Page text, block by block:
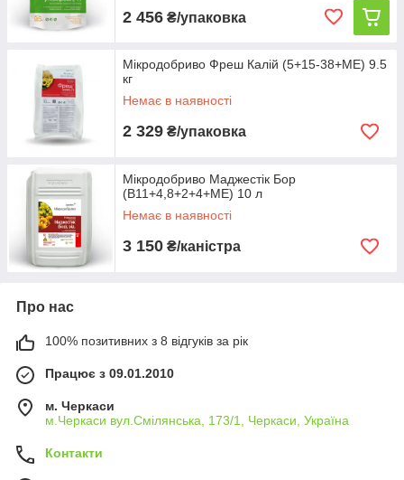
2 456 ₴/упаковка
Мікродобриво Фреш Калій (5+15-38+ME) 9.5
кг
Немає в наявності
2 329 ₴/упаковка
Мікродобриво Маджестік Бор
(В11+4,8+2+4+ME) 10 л
Немає в наявності
3 150 ₴/каністра
Про нас
100% позитивних з 8 відгуків за рік
Працює з 09.01.2010
м. Черкаси
м.Черкаси вул.Смілянська, 173/1, Черкаси, Україна
Контакти